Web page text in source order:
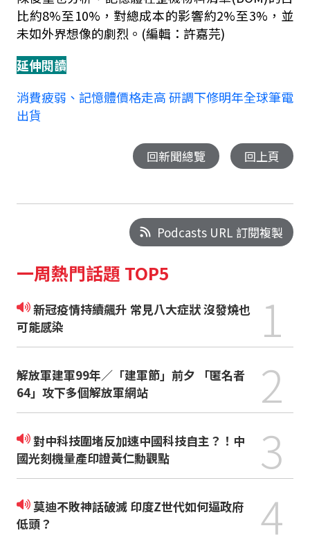
比約8%至10%，對總成本的影響約2%至3%，並
未如外界想像的劇烈。(編輯：許嘉芫)
延伸閱讀
消費疲弱、記憶體價格走高 研調下修明年全球筆電
出貨
回新聞總覽 回上頁
Podcasts URL 訂閱複製
一周熱門話題 TOP5
新冠疫情持續飆升 常見八大症狀 沒發燒也
可能感染
1
解放軍建軍99年／「建軍節」前夕 「匿名者
64」攻下多個解放軍網站
2
對中科技圍堵反加速中國科技自主？！中
國光刻機量產印證黃仁勳觀點
3
莫迪不敗神話破滅 印度Z世代如何逼政府
低頭？
4